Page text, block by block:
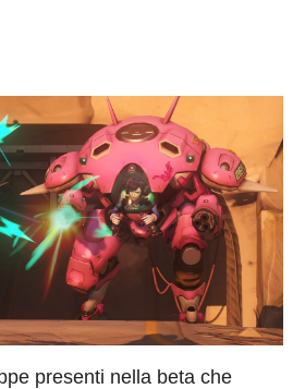
presenti nella beta che